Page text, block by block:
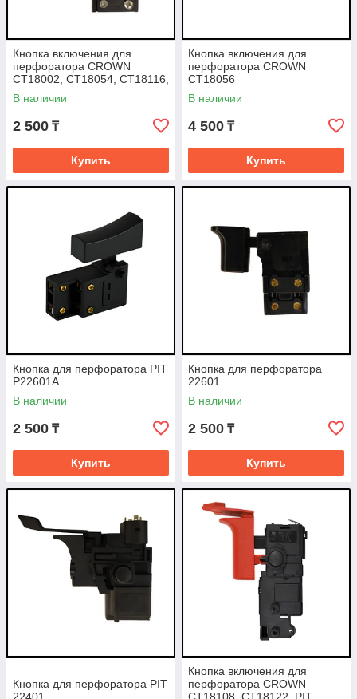
Кнопка включения для
перфоратора CROWN
CT18002, CT18054, CT18116,
PIT P22603
В наличии
2 500 ₸
Купить
Кнопка включения для
перфоратора CROWN
CT18056
В наличии
4 500 ₸
Купить
Кнопка для перфоратора PIT
P22601A
В наличии
2 500 ₸
Купить
Кнопка для перфоратора
22601
В наличии
2 500 ₸
Купить
Кнопка для перфоратора PIT
Кнопка включения для
перфоратора CROWN